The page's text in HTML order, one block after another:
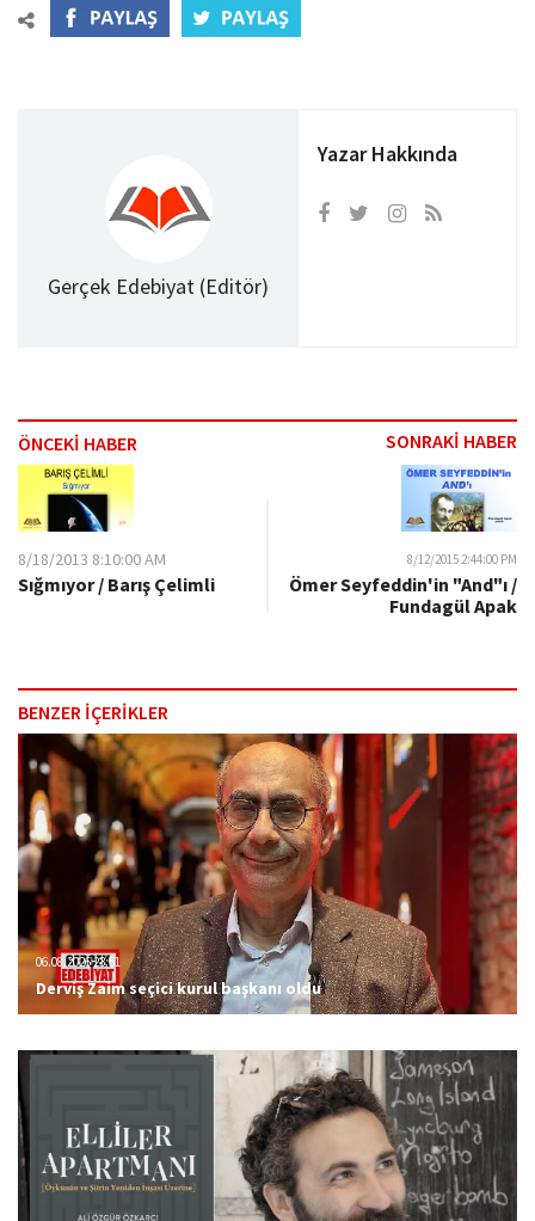
Gerçek Edebiyat (Editör)
Yazar Hakkında
ÖNCEKİ HABER SONRAKİ HABER
8/18/2013 8:10:00 AM
Sığmıyor / Barış Çelimli
8/12/2015 2:44:00 PM
Ömer Seyfeddin'in "And"ı /
Fundagül Apak
BENZER İÇERİKLER
06.08.2026 23:51
Derviş Zaim seçici kurul başkanı oldu